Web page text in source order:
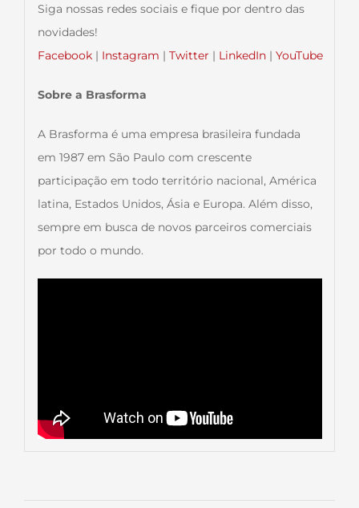
Siga nossas redes sociais e fique por dentro das
novidades!
Facebook| Instagram | Twitter | LinkedIn| YouTube
Sobre a Brasforma
A Brasforma é uma empresa brasileira fundada
em 1987 em São Paulo com crescente
participação em todo território nacional, América
latina, Estados Unidos, Ásia e Europa. Além disso,
sempre em busca de novos parceiros comerciais
por todo o mundo.